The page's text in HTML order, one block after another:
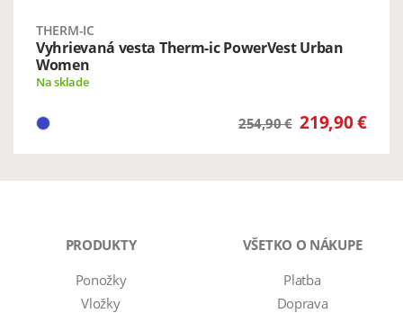
THERM-IC
Vyhrievaná vesta Therm-ic PowerVest Urban
Women
Na sklade
254,90 € 219,90 €
PRODUKTY
Ponožky
Vložky
VŠETKO O NÁKUPE
Platba
Doprava